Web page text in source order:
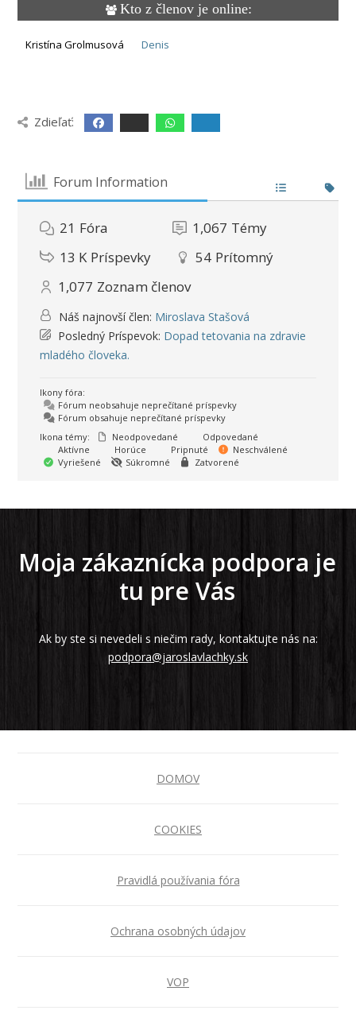
Kto z členov je online:
Kristína Grolmusová Denis
Zdieľať:
Forum Information
21 Fóra 1,067 Témy
13 K Príspevky 54 Prítomný
1,077 Zoznam členov
Náš najnovší člen: Miroslava Stašová
Posledný Príspevok: Dopad tetovania na zdravie
mladého človeka.
Ikony fóra:
Fórum neobsahuje neprečítané príspevky
Fórum obsahuje neprečítané príspevky
Ikona témy:
Neodpovedané
Odpovedané
Aktívne
Horúce Pripnuté
Neschválené
Vyriešené
Súkromné Zatvorené
Moja zákaznícka podpora je
tu pre Vás
Ak by ste si nevedeli s niečim rady, kontaktujte nás na:
podpora@jaroslavlachky.sk
DOMOV
COOKIES
Pravidlá používania fóra
Ochrana osobných údajov
VOP